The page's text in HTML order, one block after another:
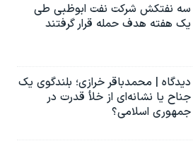
سه نفتکش شرکت نفت ابوظبی طی
یک هفته هدف حمله قرار گرفتند
دیدگاه | محمدباقر خرازی؛ بلندگوی یک
جناح یا نشانه‌ای از خلأ قدرت در
جمهوری اسلامی؟